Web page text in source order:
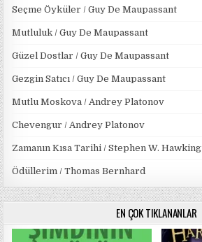
Seçme Öyküler / Guy De Maupassant
Mutluluk / Guy De Maupassant
Güzel Dostlar / Guy De Maupassant
Gezgin Satıcı / Guy De Maupassant
Mutlu Moskova / Andrey Platonov
Chevengur / Andrey Platonov
Zamanın Kısa Tarihi / Stephen W. Hawking
Ödüllerim / Thomas Bernhard
EN ÇOK TIKLANANLAR